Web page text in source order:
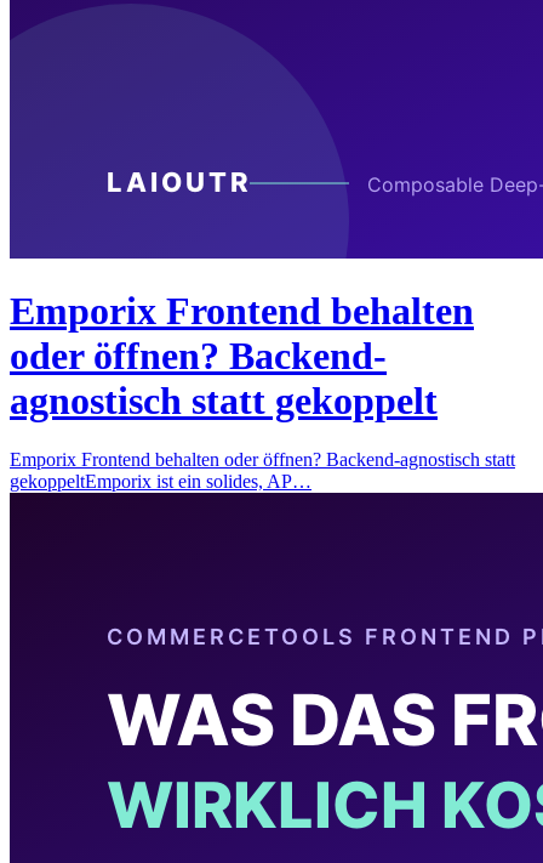
Emporix Frontend behalten
oder öffnen? Backend-
agnostisch statt gekoppelt
Emporix Frontend behalten oder öffnen? Backend-agnostisch statt
gekoppeltEmporix ist ein solides, AP…